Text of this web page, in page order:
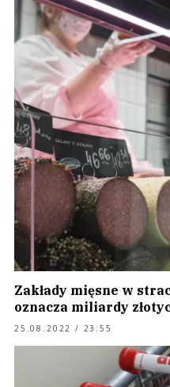
Zakłady mięsne w
oznacza miliardy
25.08.2022 / 23:55